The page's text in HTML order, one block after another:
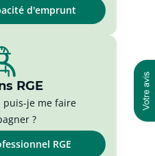
d'emprunt
RGE
puis-je me faire
?
RGE